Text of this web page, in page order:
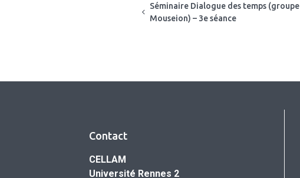
Séminaire Dialogue des temps (groupe
Mouseion) – 3e séance
Contact
CELLAM
Université Rennes 2